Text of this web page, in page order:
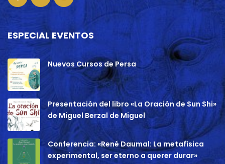
ESPECIAL EVENTOS
Nuevos Cursos de Persa
Presentación del libro «La Oración de Sun Shi»
de Miguel Berzal de Miguel
Conferencia: «René Daumal: La metafísica
experimental, ser eterno a querer durar»